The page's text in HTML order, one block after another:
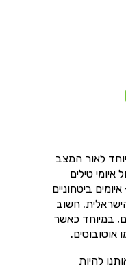
לאור המצב
של 2026 – מול איומי טילים
ביטחוניים
חשוב
במיוחד כאשר
אוטובוסים.
להיות